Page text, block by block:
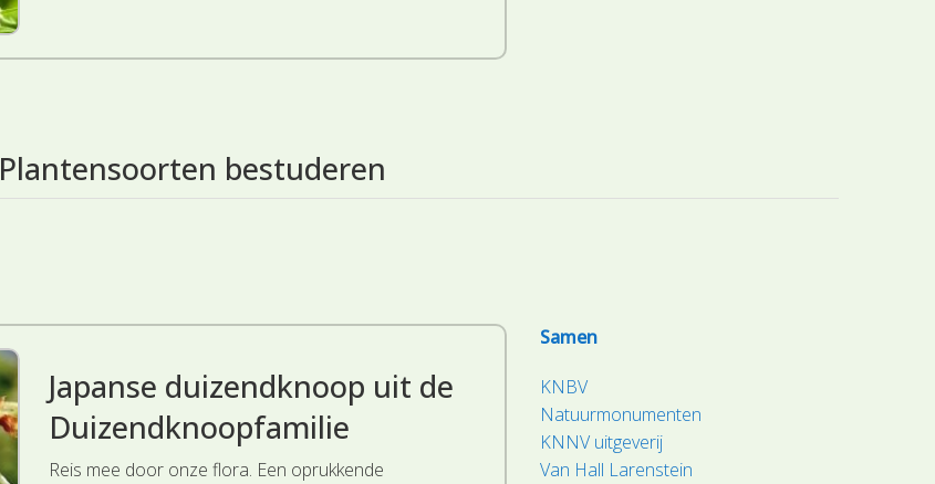
Plantensoorten bestuderen
Japanse duizendknoop uit de
Duizendknoopfamilie
Reis mee door onze flora. Een oprukkende
Samen
KNBV
Natuurmonumenten
KNNV uitgeverij
Van Hall Larenstein